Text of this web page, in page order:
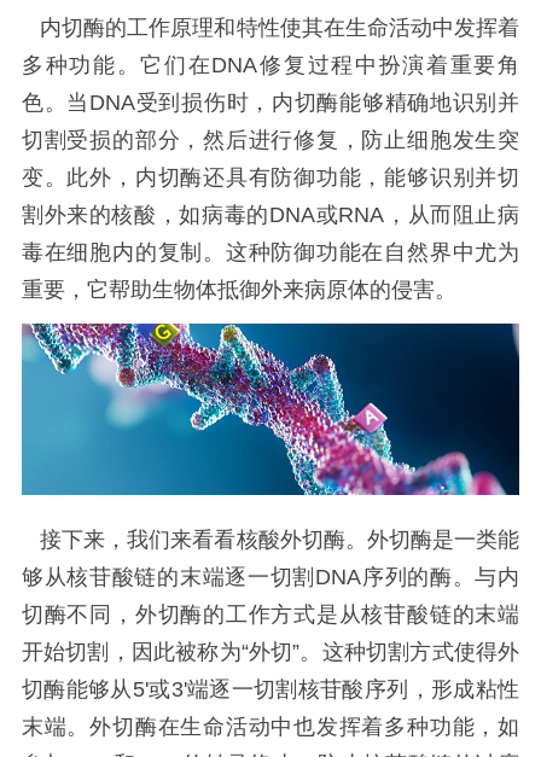
内切酶的工作原理和特性使其在生命活动中发挥着
多种功能。它们在DNA修复过程中扮演着重要角
色。当DNA受到损伤时，内切酶能够精确地识别并
切割受损的部分，然后进行修复，防止细胞发生突
变。此外，内切酶还具有防御功能，能够识别并切
割外来的核酸，如病毒的DNA或RNA，从而阻止病
毒在细胞内的复制。这种防御功能在自然界中尤为
重要，它帮助生物体抵御外来病原体的侵害。
接下来，我们来看看核酸外切酶。外切酶是一类能
够从核苷酸链的末端逐一切割DNA序列的酶。与内
切酶不同，外切酶的工作方式是从核苷酸链的末端
开始切割，因此被称为“外切”。这种切割方式使得外
切酶能够从5'或3'端逐一切割核苷酸序列，形成粘性
末端。外切酶在生命活动中也发挥着多种功能，如